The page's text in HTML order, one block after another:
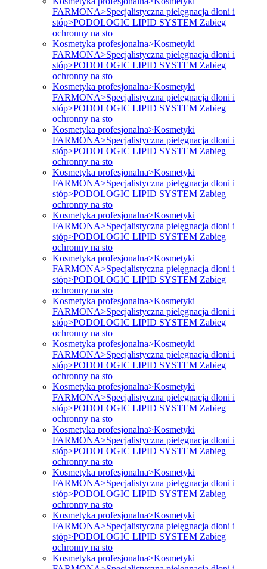
FARMONA>Specjalistyczna pielęgnacja dłoni i
stóp>PODOLOGIC LIPID SYSTEM Zabieg
ochronny na sto
Kosmetyka profesjonalna>Kosmetyki
FARMONA>Specjalistyczna pielęgnacja dłoni i
stóp>PODOLOGIC LIPID SYSTEM Zabieg
ochronny na sto
Kosmetyka profesjonalna>Kosmetyki
FARMONA>Specjalistyczna pielęgnacja dłoni i
stóp>PODOLOGIC LIPID SYSTEM Zabieg
ochronny na sto
Kosmetyka profesjonalna>Kosmetyki
FARMONA>Specjalistyczna pielęgnacja dłoni i
stóp>PODOLOGIC LIPID SYSTEM Zabieg
ochronny na sto
Kosmetyka profesjonalna>Kosmetyki
FARMONA>Specjalistyczna pielęgnacja dłoni i
stóp>PODOLOGIC LIPID SYSTEM Zabieg
ochronny na sto
Kosmetyka profesjonalna>Kosmetyki
FARMONA>Specjalistyczna pielęgnacja dłoni i
stóp>PODOLOGIC LIPID SYSTEM Zabieg
ochronny na sto
Kosmetyka profesjonalna>Kosmetyki
FARMONA>Specjalistyczna pielęgnacja dłoni i
stóp>PODOLOGIC LIPID SYSTEM Zabieg
ochronny na sto
Kosmetyka profesjonalna>Kosmetyki
FARMONA>Specjalistyczna pielęgnacja dłoni i
stóp>PODOLOGIC LIPID SYSTEM Zabieg
ochronny na sto
Kosmetyka profesjonalna>Kosmetyki
FARMONA>Specjalistyczna pielęgnacja dłoni i
stóp>PODOLOGIC LIPID SYSTEM Zabieg
ochronny na sto
Kosmetyka profesjonalna>Kosmetyki
FARMONA>Specjalistyczna pielęgnacja dłoni i
stóp>PODOLOGIC LIPID SYSTEM Zabieg
ochronny na sto
Kosmetyka profesjonalna>Kosmetyki
FARMONA>Specjalistyczna pielęgnacja dłoni i
stóp>PODOLOGIC LIPID SYSTEM Zabieg
ochronny na sto
Kosmetyka profesjonalna>Kosmetyki
FARMONA>Specjalistyczna pielęgnacja dłoni i
stóp>PODOLOGIC LIPID SYSTEM Zabieg
ochronny na sto
Kosmetyka profesjonalna>Kosmetyki
FARMONA>Specjalistyczna pielęgnacja dłoni i
stóp>PODOLOGIC LIPID SYSTEM Zabieg
ochronny na sto
Kosmetyka profesjonalna>Kosmetyki